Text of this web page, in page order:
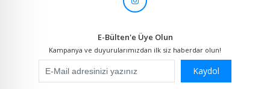
E-Bülten'e Üye Olun
Kampanya ve duyurularımızdan ilk siz haberdar olun!
Kaydol